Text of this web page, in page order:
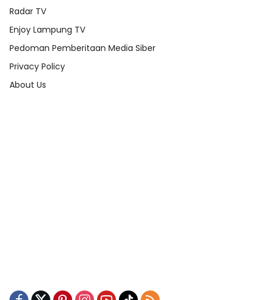
Radar TV
Enjoy Lampung TV
Pedoman Pemberitaan Media Siber
Privacy Policy
About Us